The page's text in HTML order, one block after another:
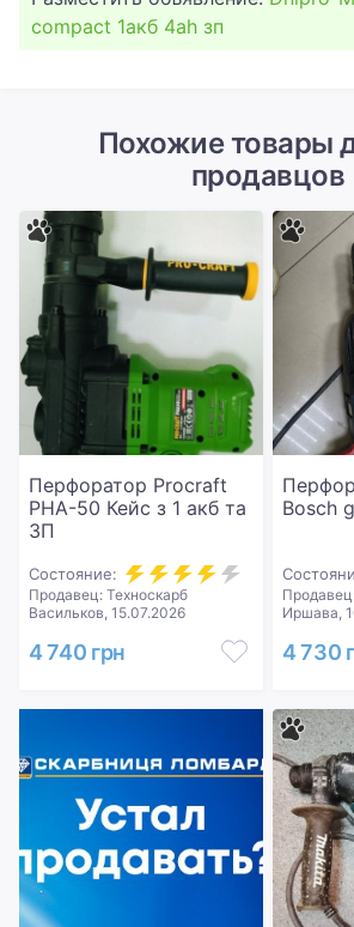
compact 1акб 4ah зп
Похожие товары
продавцов
Перфоратор Procraft
PHA-50 Кейс з 1 акб та
ЗП
Состояние:
Продавец: Техноскарб
Васильков, 15.07.2026
4 740 грн
Bosch
Иршава,
4 730